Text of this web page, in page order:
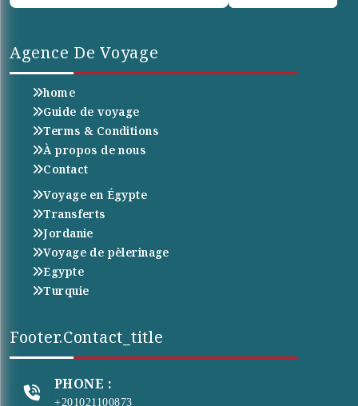
Agence De Voyage
home
Guide de voyage
Terms & Conditions
À propos de nous
Contact
Voyage en Égypte
Transferts
Jordanie
Voyage de pèlerinage
Egypte
Turquie
Footer.contact_title
PHONE :
+201021100873